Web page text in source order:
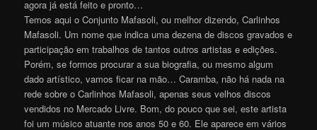
agora já está feito e pronto…
Temos aqui o Conjunto Mafasoli, ou melhor dizendo, Carlinhos
Mafasoli. Um nome que indica uma dezena de discos gravados e
participação em trabalhos de tantos outros artistas e edições.
Porém, se formos procurar a sua biografia, ou mesmo algum
dado artístico, vamos ficar na mão… Caramba, não há nada na
rede sobre o Carlinhos Mafasoli, apenas seus velhos discos
vendidos no Mercado Livre. Bom, do pouco que sei, este artista
foi um músico atuante nos anos 50 e 60. Ele aparece em vários